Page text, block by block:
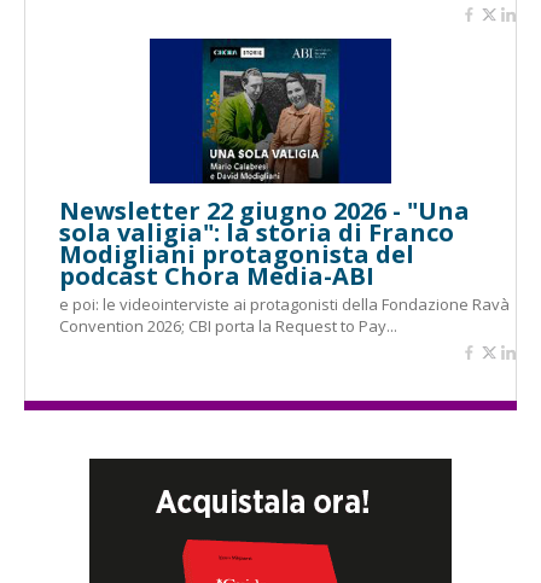
Newsletter 22 giugno 2026 - "Una
sola valigia": la storia di Franco
Modigliani protagonista del
podcast Chora Media-ABI
e poi: le videointerviste ai protagonisti della Fondazione Ravà
Convention 2026; CBI porta la Request to Pay...